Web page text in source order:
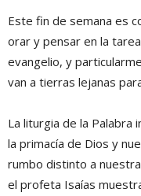
Este fin de semana es
orar y pensar en la
evangelio, y
van a tierras lejanas
La liturgia de la Palabra
la primacía de Dios y
rumbo distinto a
el profeta Isaías